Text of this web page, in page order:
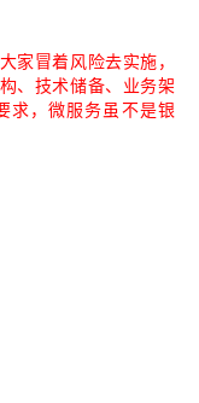
家冒着风险去实施，
、技术储备、业务架
求，微服务虽不是银